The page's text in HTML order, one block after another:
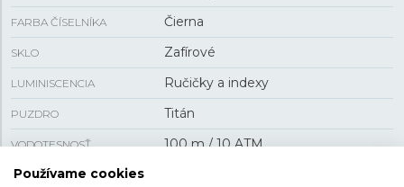
FARBA ČÍSELNÍKA Čierna
SKLO Zafírové
LUMINISCENCIA Ručičky a indexy
PUZDRO Titán
VODOTESNOSŤ 100 m / 10 ATM
POHON
Používame cookies